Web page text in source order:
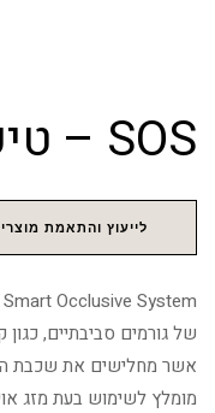
SOS – טיפול בעור יבש
לייעוץ והתאמת
של גורמים סביבתיים,
אשר מחלישים את שכבת
מומלץ לשימוש בעת מזג